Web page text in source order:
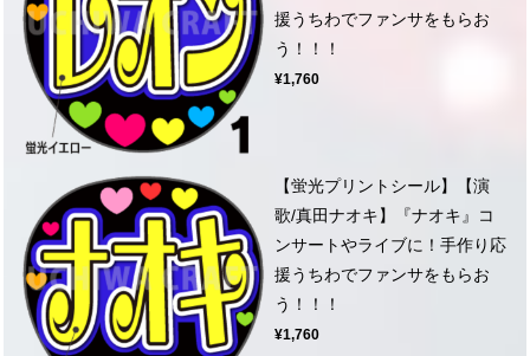
援うちわでファンサをもらお
う！！！
¥1,760
【蛍光プリントシール】【演
歌/真田ナオキ】『ナオキ』コ
ンサートやライブに！手作り応
援うちわでファンサをもらお
う！！！
¥1,760